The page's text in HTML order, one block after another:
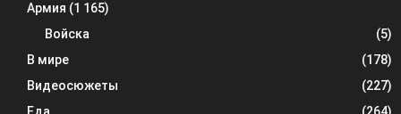
Армия (1 165)
Войска
(5)
В мире
(178)
Видеосюжеты
(227)